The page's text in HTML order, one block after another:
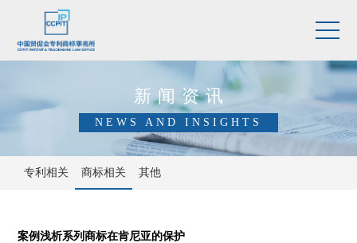
新闻资讯
NEWS AND INSIGHTS
专利相关 商标相关 其他
案例浅析系列商标在肯尼亚的保护